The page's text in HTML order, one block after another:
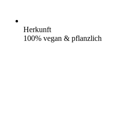
Herkunft
100% vegan & pflanzlich